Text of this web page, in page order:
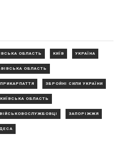
ОБЛАСТЬ КИЇВ УКРАЇНА
ОБЛАСТЬ
ПРИКАРПАТТЯ ЗБРОЙНІ СИЛИ УКРАЇНИ
КИЇВСЬКА ОБЛАСТЬ
ВІЙСЬКОВОСЛУЖБОВЦІ ЗАПОРІЖЖЯ